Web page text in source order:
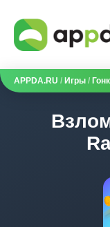
APPDA.RU / Игры /